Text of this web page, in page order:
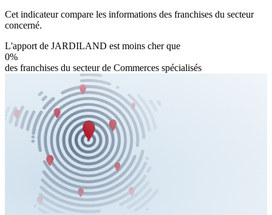
Cet indicateur compare les informations des franchises du secteur
concerné.
L'apport de JARDILAND est moins cher que
0%
des franchises du secteur de Commerces spécialisés